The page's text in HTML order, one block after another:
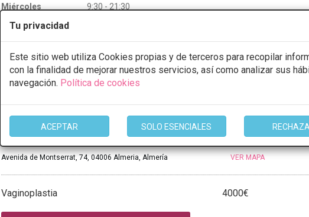
Tu privacidad
Este sitio web utiliza Cookies propias y de terceros para recopilar
con la finalidad de mejorar nuestros servicios, así como analizar sus
navegación. Política de cookies
ACEPTAR SOLO ESENCIALES
Miércoles
9:30 - 21:30
Viernes
Más información
CLINICA TROTULA RUGGIERO
Avenida de Montserrat, 74, 04006 Almeria, Almería VER MAPA
Vaginoplastia 4000€